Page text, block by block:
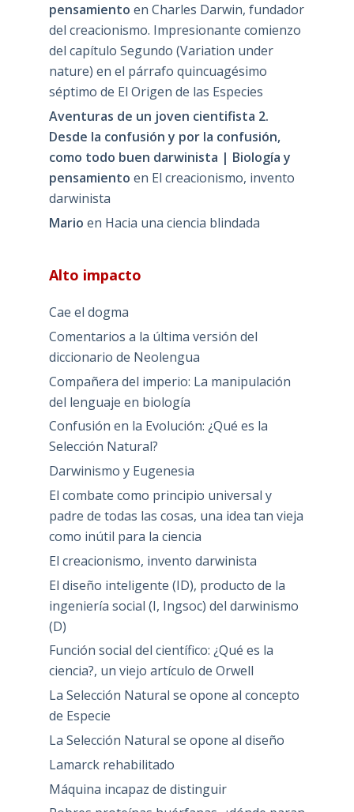
pensamiento en Charles Darwin, fundador
del creacionismo. Impresionante comienzo
del capítulo Segundo (Variation under
nature) en el párrafo quincuagésimo
séptimo de El Origen de las Especies
Aventuras de un joven cientifista 2.
Desde la confusión y por la confusión,
como todo buen darwinista | Biología y
pensamiento en El creacionismo, invento
darwinista
Mario en Hacia una ciencia blindada
Alto impacto
Cae el dogma
Comentarios a la última versión del
diccionario de Neolengua
Compañera del imperio: La manipulación
del lenguaje en biología
Confusión en la Evolución: ¿Qué es la
Selección Natural?
Darwinismo y Eugenesia
El combate como principio universal y
padre de todas las cosas, una idea tan vieja
como inútil para la ciencia
El creacionismo, invento darwinista
El diseño inteligente (ID), producto de la
ingeniería social (I, Ingsoc) del darwinismo
(D)
Función social del científico: ¿Qué es la
ciencia?, un viejo artículo de Orwell
La Selección Natural se opone al concepto
de Especie
La Selección Natural se opone al diseño
Lamarck rehabilitado
Máquina incapaz de distinguir